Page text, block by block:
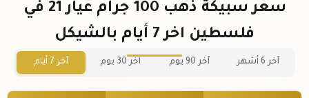
سعر سبيكة ذهب 100 جرام عيار 21 في
فلسطين اخر 7 أيام بالشيكل
آخر 6 أشهر آخر 90 يوم آخر 30 يوم آخر 7 أيام